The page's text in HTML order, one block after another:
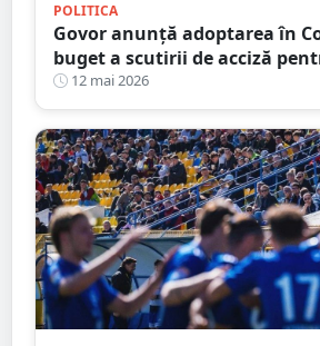
POLITICA
Govor anunță adoptarea în
buget a scutirii de acciză
făcută acasă: ”Protejăm
românești”
12 mai 2026